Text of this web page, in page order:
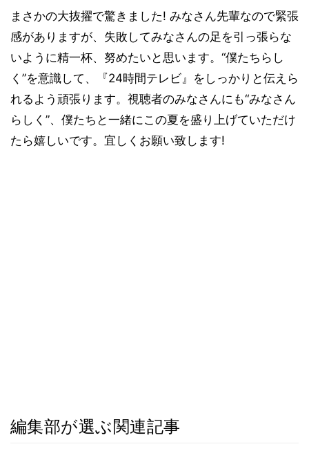
まさかの大抜擢で驚きました! みなさん先輩なので緊張
感がありますが、失敗してみなさんの足を引っ張らな
いように精一杯、努めたいと思います。“僕たちらし
く”を意識して、『24時間テレビ』をしっかりと伝えら
れるよう頑張ります。視聴者のみなさんにも“みなさん
らしく”、僕たちと一緒にこの夏を盛り上げていただけ
たら嬉しいです。宜しくお願い致します!
編集部が選ぶ関連記事